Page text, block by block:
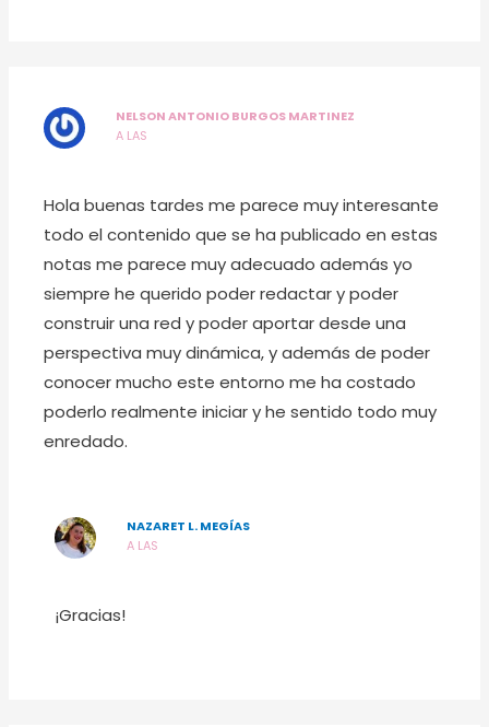
NELSON ANTONIO BURGOS MARTINEZ
A LAS
Hola buenas tardes me parece muy interesante
todo el contenido que se ha publicado en estas
notas me parece muy adecuado además yo
siempre he querido poder redactar y poder
construir una red y poder aportar desde una
perspectiva muy dinámica, y además de poder
conocer mucho este entorno me ha costado
poderlo realmente iniciar y he sentido todo muy
enredado.
NAZARET L. MEGÍAS
A LAS
¡Gracias!